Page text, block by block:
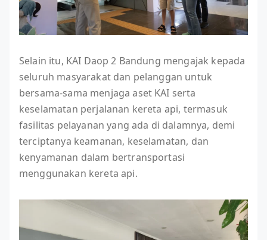
Selain itu, KAI Daop 2 Bandung mengajak kepada
seluruh masyarakat dan pelanggan untuk
bersama-sama menjaga aset KAI serta
keselamatan perjalanan kereta api, termasuk
fasilitas pelayanan yang ada di dalamnya, demi
terciptanya keamanan, keselamatan, dan
kenyamanan dalam bertransportasi
menggunakan kereta api.